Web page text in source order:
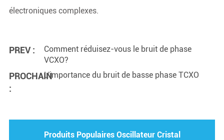
électroniques complexes.
PREV :
Comment réduisez-vous le bruit de phase
VCXO?
PROCHAIN
:
L'importance du bruit de basse phase TCXO
Produits Populaires Oscillateur Cristal